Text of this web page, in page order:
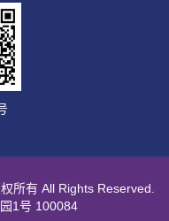
所有 All Rights Reserved.
1号 100084